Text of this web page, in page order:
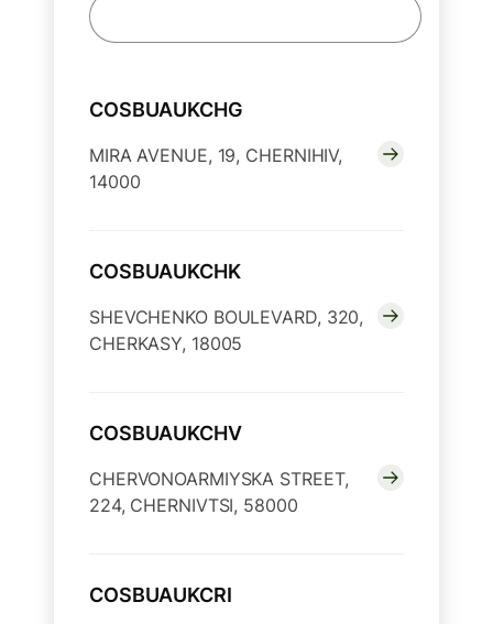
COSBUAUKCHG
MIRA AVENUE, 19, CHERNIHIV,
14000
COSBUAUKCHK
SHEVCHENKO BOULEVARD, 320,
CHERKASY, 18005
COSBUAUKCHV
CHERVONOARMIYSKA STREET,
224, CHERNIVTSI, 58000
COSBUAUKCRI